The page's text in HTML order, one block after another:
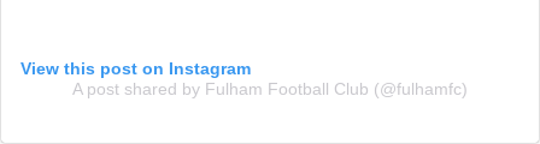
View this post on Instagram
A post shared by Fulham Football Club (@fulhamfc)